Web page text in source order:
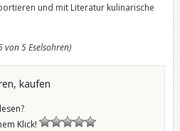
und mit Literatur kulinarische
von 5 Eselsohren)
kaufen
Klick!